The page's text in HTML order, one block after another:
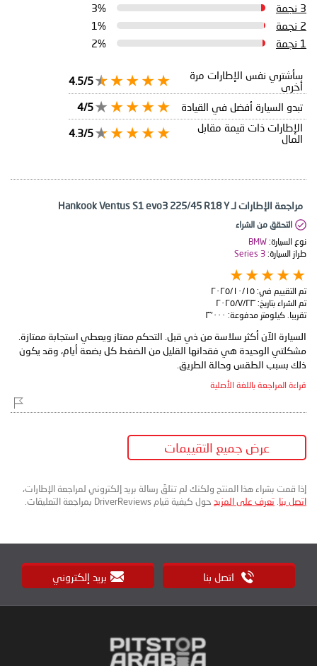
3 نجمة
3%
2 نجمة
1%
1 نجمة
2%
سأشتري نفس الإطارات مرة
أخرى
4.5/5
تبدو السيارة أفضل في القيادة
4/5
الإطارات ذات قيمة مقابل
المال
4.3/5
مراجعة الإطارات لـ Hankook Ventus S1 evo3 225/45 R18 Y
التحقق من الشراء
نوع السيارة: BMW
طراز السيارة: 3 Series
تم التقييم في: ١٥‏/١٠‏/٢٠٢٥
تم الشراء بتاريخ: ٢٣‏/٧‏/٢٠٢٥
تقريبا. كيلومتر مدفوعة: ٣٬٠٠٠
السيارة الآن أكثر سلاسة من ذي قبل. التحكم ممتاز ويعطي استجابة ممتازة.
مشكلتي الوحيدة هي فقدانها القليل من الضغط كل بضعة أيام، وقد يكون
ذلك بسبب الطقس وحالة الطريق.
قراءة المراجعة باللغة الأصلية
عرض جميع التقييمات
إذا قمت بشراء هذا المنتج ولكنك لم تتلقَ رسالة بريد إلكتروني لمراجعة الإطارات،
اتصل بنا. تعرف على المزيد حول كيفية قيام DriverReviews بمراجعة التعليقات.
اتصل بنا بريد إلكتروني